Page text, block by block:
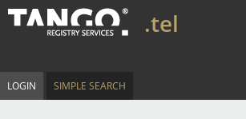
.tel
LOGIN SIMPLE SEARCH